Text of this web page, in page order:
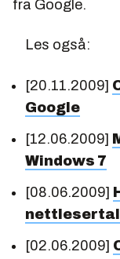
fra Google.
Les også:
[20.11.2009]
Google
[12.06.2009]
Windows 7
[08.06.2009]
nettlesertall
[02.06.2009]